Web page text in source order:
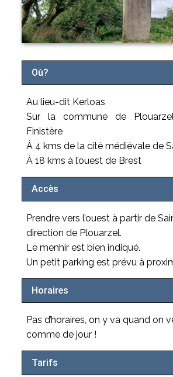
Où?
Au lieu-dit Kerloas
Sur la commune de
Finistère
À 4 kms de la cité médiévale de
À 18 kms à l’ouest de Brest
Accès
Prendre vers l’ouest à partir de
direction de Plouarzel.
Le menhir est bien indiqué.
Un petit parking est prévu à
Horaires
Pas d’horaires, on y va quand on
comme de jour !
Tarifs